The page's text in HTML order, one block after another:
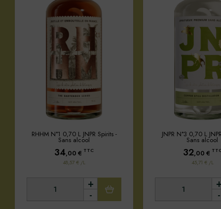
RHHM N°1 0,70 L JNPR Spirits -
Sans alcool
34,00 € TTC
48,57 € /L
-
+
JNPR N°3 0,70 L
Sans alcool
32,00 €
45,71 € /L
-